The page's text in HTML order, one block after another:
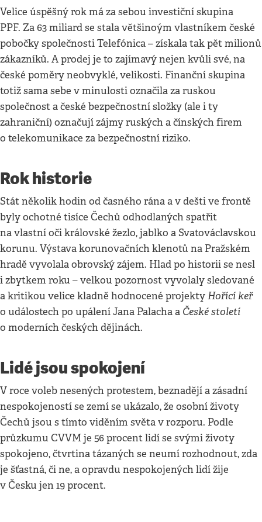
Velice úspěšný rok má za sebou investiční skupina
PPF. Za 63 miliard se stala většinoým vlastníkem české
pobočky společnosti Telefónica – získala tak pět milionů
zákazníků. A prodej je to zajímavý nejen kvůli své, na
české poměry neobvyklé, velikosti. Finanční skupina
totiž sama sebe v minulosti označila za ruskou
společnost a české bezpečnostní složky (ale i ty
zahraniční) označují zájmy ruských a čínských firem
o telekomunikace za bezpečnostní riziko.
Rok historie
Stát několik hodin od časného rána a v dešti ve frontě
byly ochotné tisíce Čechů odhodlaných spatřit
na vlastní oči královské žezlo, jablko a Svatováclavskou
korunu. Výstava korunovačních klenotů na Pražském
hradě vyvolala obrovský zájem. Hlad po historii se nesl
i zbytkem roku – velkou pozornost vyvolaly sledované
a kritikou velice kladně hodnocené projektyHořící keř
o událostech po upálení Jana Palacha a České století
o moderních českých dějinách.
Lidé jsou spokojení
V roce voleb nesených protestem, beznadějí a zásadní
nespokojeností se zemí se ukázalo, že osobní životy
Čechů jsou s tímto viděním světa v rozporu. Podle
průzkumu CVVM je 56 procent lidí se svými životy
spokojeno, čtvrtina tázaných se neumí rozhodnout, zda
je šťastná, či ne, a opravdu nespokojených lidí žije
v Česku jen 19 procent.